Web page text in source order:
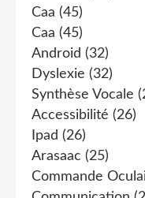
Caa (45)
Caa (45)
Android (32)
Dyslexie (32)
Synthèse Vocale
Accessibilité (26)
Ipad (26)
Arasaac (25)
Commande